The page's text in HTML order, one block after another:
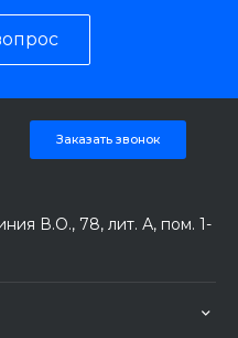
Заказать звонок
В.О., 78, лит. А, пом. 1-